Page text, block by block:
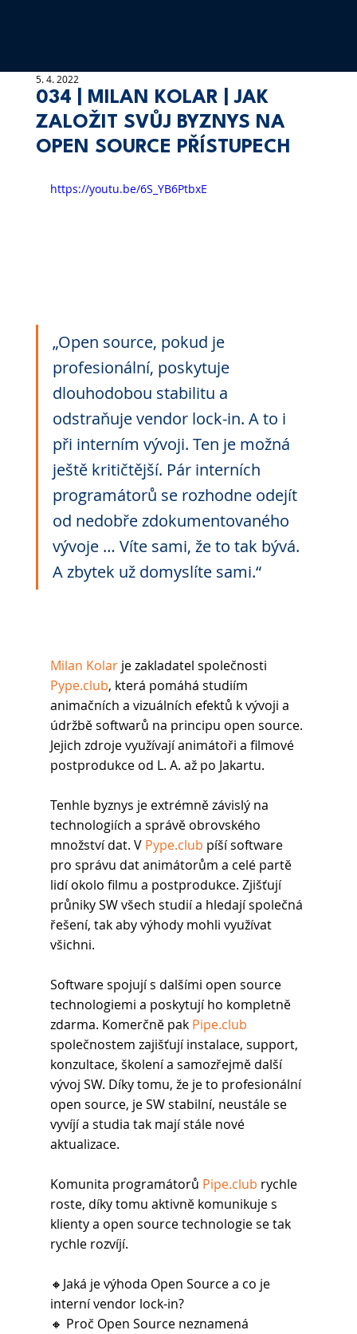
034 | MILAN KOLAR | JAK
ZALOŽIT SVŮJ BYZNYS NA
OPEN SOURCE PŘÍSTUPECH
5. 4. 2022
https://youtu.be/6S_YB6PtbxE
„Open source, pokud je
profesionální, poskytuje
dlouhodobou stabilitu a
odstraňuje vendor lock-in. A to i
při interním vývoji. Ten je možná
ještě kritičtější. Pár interních
programátorů se rozhodne odejít
od nedobře zdokumentovaného
vývoje … Víte sami, že to tak bývá.
A zbytek už domyslíte sami.“
Milan Kolar je zakladatel společnosti
Pype.club, která pomáhá studiím
animačních a vizuálních efektů k vývoji a
údržbě softwarů na principu open source.
Jejich zdroje využívají animátoři a filmové
postprodukce od L. A. až po Jakartu.
Tenhle byznys je extrémně závislý na
technologiích a správě obrovského
množství dat. V Pype.club píší software
pro správu dat animátorům a celé partě
lidí okolo filmu a postprodukce. Zjišťují
průniky SW všech studií a hledají společná
řešení, tak aby výhody mohli využívat
všichni.
Software spojují s dalšími open source
technologiemi a poskytují ho kompletně
zdarma. Komerčně pak Pipe.club
společnostem zajišťují instalace, support,
konzultace, školení a samozřejmě další
vývoj SW. Díky tomu, že je to profesionální
open source, je SW stabilní, neustále se
vyvíjí a studia tak mají stále nové
aktualizace.
Komunita programátorů Pipe.club rychle
roste, díky tomu aktivně komunikuje s
klienty a open source technologie se tak
rychle rozvíjí.
🔸Jaká je výhoda Open Source a co je
interní vendor lock-in?
🔸 Proč Open Source neznamená